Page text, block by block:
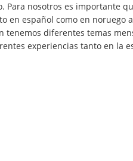
Para nosotros es importante
en español como en noruego
tenemos diferentes temas
experiencias tanto en la